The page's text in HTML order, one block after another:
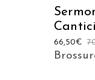
66,50€